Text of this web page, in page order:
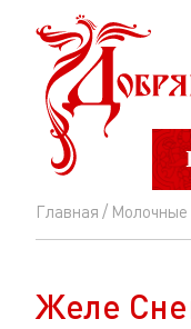
Главная Молочные
Желе
Снеговичок
Желе